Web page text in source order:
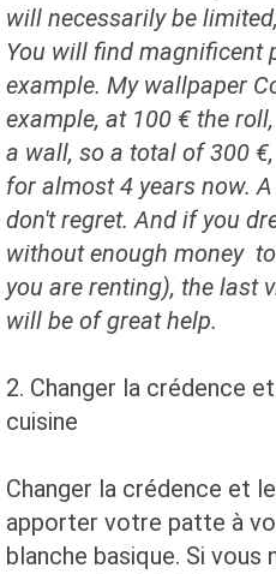
will necessarily be
You will find magnificent
example. My wallpaper
example, at 100 € the
a wall, so a total of 300
for almost 4 years now.
don't regret.And if you
without enough money
you are renting), the last
will be of great help.
2. Changer la crédence
cuisine
Changer la crédence et
apporter votre patte à
blanche basique. Si vous